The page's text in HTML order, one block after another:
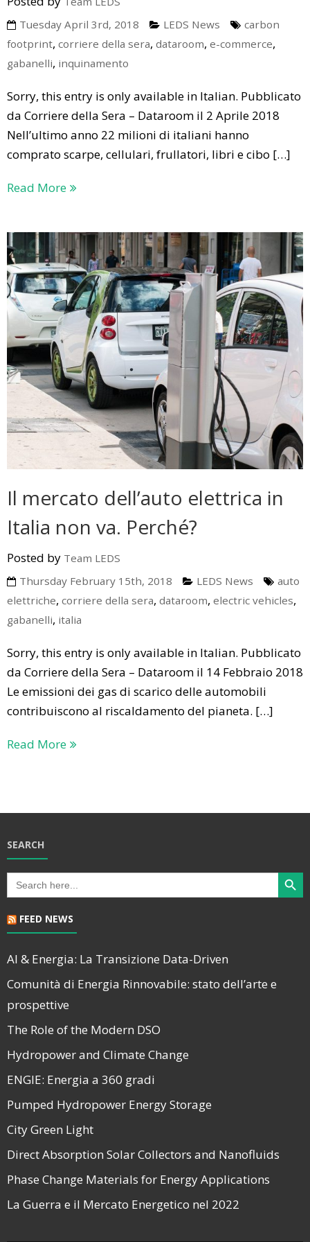
Tuesday April 3rd, 2018
LEDS News
carbon
footprint, corriere della sera, dataroom, e-commerce,
gabanelli, inquinamento
Sorry, this entry is only available in Italian. Pubblicato
da Corriere della Sera – Dataroom il 2 Aprile 2018
Nell’ultimo anno 22 milioni di italiani hanno
comprato scarpe, cellulari, frullatori, libri e cibo […]
Read More
Il mercato dell’auto elettrica in
Italia non va. Perché?
Posted by Team LEDS
Thursday February 15th, 2018
LEDS News
auto
elettriche, corriere della sera, dataroom, electric vehicles,
gabanelli, italia
Sorry, this entry is only available in Italian. Pubblicato
da Corriere della Sera – Dataroom il 14 Febbraio 2018
Le emissioni dei gas di scarico delle automobili
contribuiscono al riscaldamento del pianeta. […]
Read More
SEARCH
Search
for:
Search
FEED NEWS
AI & Energia: La Transizione Data-Driven
Comunità di Energia Rinnovabile: stato dell’arte e
prospettive
The Role of the Modern DSO
Hydropower and Climate Change
ENGIE: Energia a 360 gradi
Pumped Hydropower Energy Storage
City Green Light
Direct Absorption Solar Collectors and Nanofluids
Phase Change Materials for Energy Applications
La Guerra e il Mercato Energetico nel 2022